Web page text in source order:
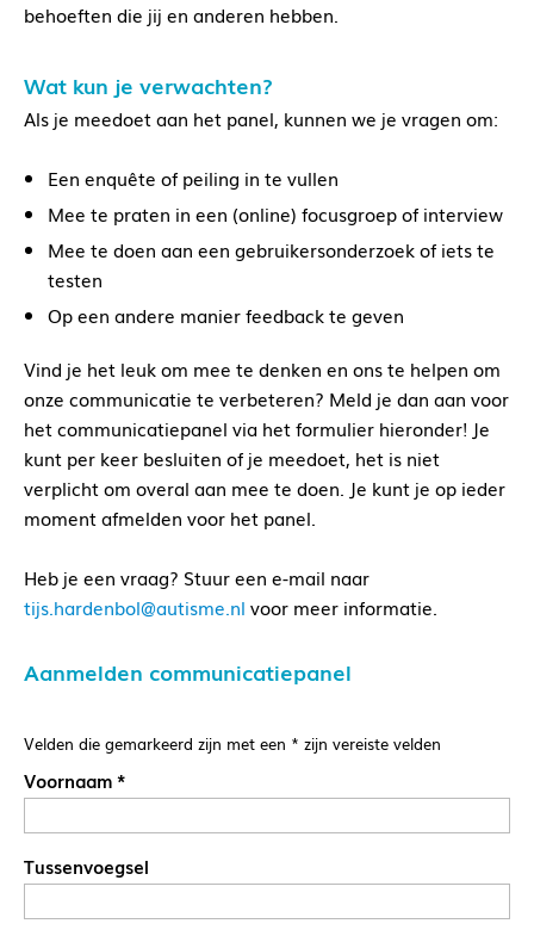
behoeften die jij en anderen hebben.
Wat kun je verwachten?
Als je meedoet aan het panel, kunnen we je vragen om:
Een enquête of peiling in te vullen
Mee te praten in een (online) focusgroep of interview
Mee te doen aan een gebruikersonderzoek of iets te
testen
Op een andere manier feedback te geven
Vind je het leuk om mee te denken en ons te helpen om
onze communicatie te verbeteren? Meld je dan aan voor
het communicatiepanel via het formulier hieronder! Je
kunt per keer besluiten of je meedoet, het is niet
verplicht om overal aan mee te doen. Je kunt je op ieder
moment afmelden voor het panel.
Heb je een vraag? Stuur een e-mail naar
tijs.hardenbol@autisme.nl voor meer informatie.
Aanmelden communicatiepanel
Velden die gemarkeerd zijn met een * zijn vereiste velden
Voornaam*
Tussenvoegsel